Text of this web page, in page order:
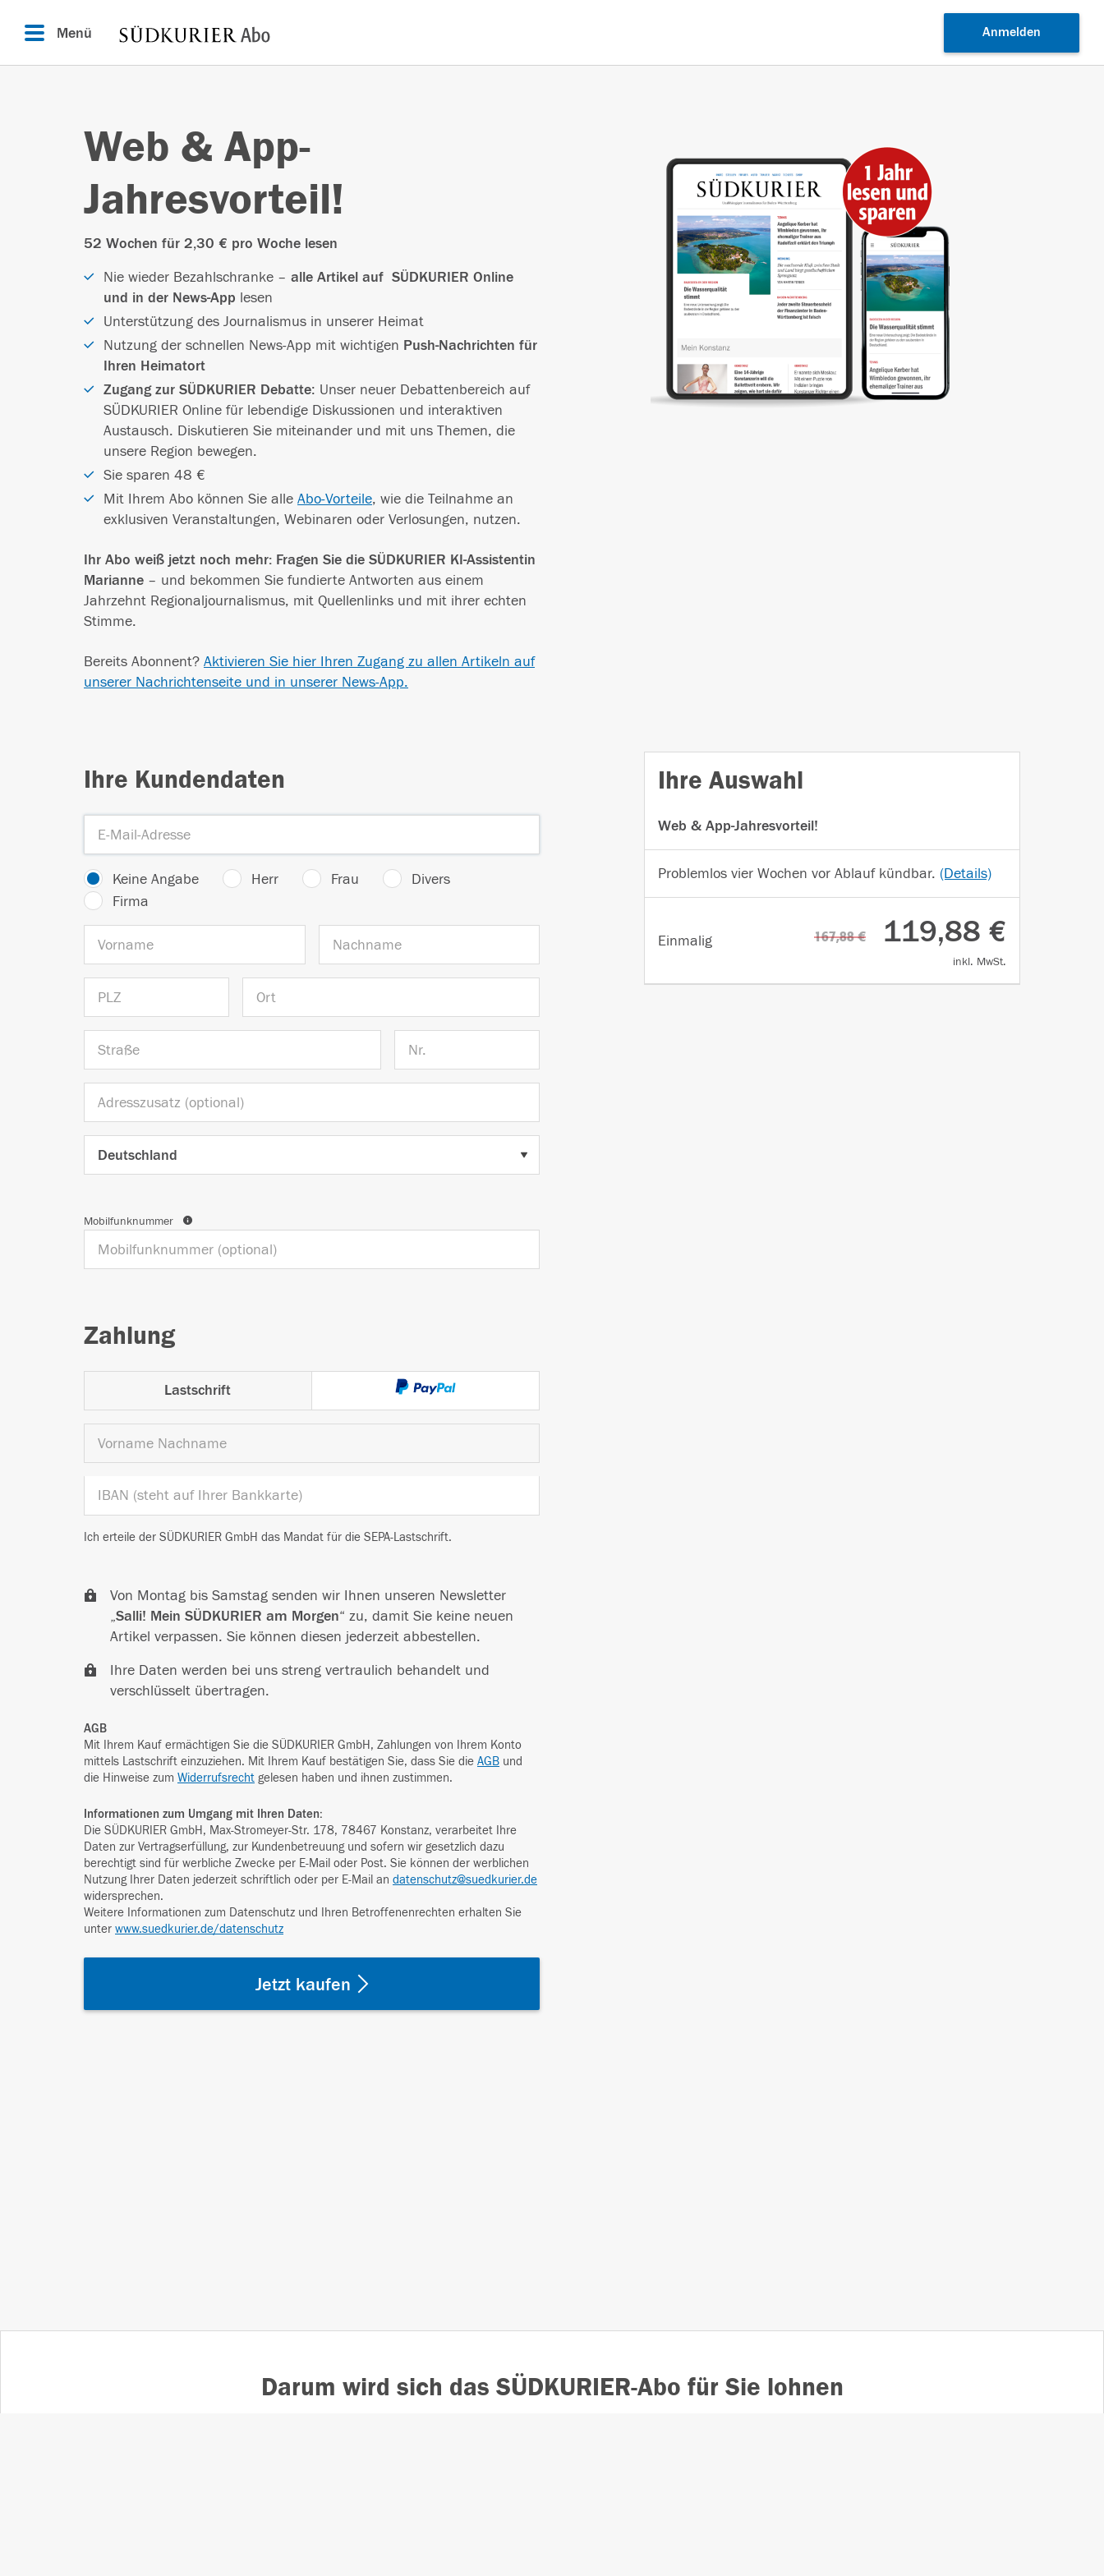
Menü Anmelden
Web & App-
Jahresvorteil!
52 Wochen für 2,30 € pro Woche lesen
Nie wieder Bezahlschranke – alle Artikel auf SÜDKURIER Online
und in der News-App lesen
Unterstützung des Journalismus in unserer Heimat
Nutzung der schnellen News-App mit wichtigen Push-Nachrichten für
Ihren Heimatort
Zugang zur SÜDKURIER Debatte: Unser neuer Debattenbereich auf
SÜDKURIER Online für lebendige Diskussionen und interaktiven
Austausch. Diskutieren Sie miteinander und mit uns Themen, die
unsere Region bewegen.
Sie sparen 48 €
Mit Ihrem Abo können Sie alle Abo-Vorteile, wie die Teilnahme an
exklusiven Veranstaltungen, Webinaren oder Verlosungen, nutzen.
Ihr Abo weiß jetzt noch mehr: Fragen Sie die SÜDKURIER KI-Assistentin
Marianne – und bekommen Sie fundierte Antworten aus einem
Jahrzehnt Regionaljournalismus, mit Quellenlinks und mit ihrer echten
Stimme.
Bereits Abonnent? Aktivieren Sie hier Ihren Zugang zu allen Artikeln auf
unserer Nachrichtenseite und in unserer News-App.
Ihre Kundendaten
Keine Angabe Herr Frau
Divers
Firma
Mobilfunknummer
Zahlung
Lastschrift
Ich erteile der SÜDKURIER GmbH das Mandat für die SEPA-Lastschrift.
Von Montag bis Samstag senden wir Ihnen unseren Newsletter
„Salli! Mein SÜDKURIER am Morgen“ zu, damit Sie keine neuen
Artikel verpassen. Sie können diesen jederzeit abbestellen.
Ihre Daten werden bei uns streng vertraulich behandelt und
verschlüsselt übertragen.
AGB
Mit Ihrem Kauf ermächtigen Sie die SÜDKURIER GmbH, Zahlungen von Ihrem Konto
mittels Lastschrift einzuziehen. Mit Ihrem Kauf bestätigen Sie, dass Sie die AGB und
die Hinweise zum Widerrufsrecht gelesen haben und ihnen zustimmen.
Informationen zum Umgang mit Ihren Daten:
Die SÜDKURIER GmbH, Max-Stromeyer-Str. 178, 78467 Konstanz, verarbeitet Ihre
Daten zur Vertragserfüllung, zur Kundenbetreuung und sofern wir gesetzlich dazu
berechtigt sind für werbliche Zwecke per E-Mail oder Post. Sie können der werblichen
Nutzung Ihrer Daten jederzeit schriftlich oder per E-Mail an datenschutz@suedkurier.de
widersprechen.
Weitere Informationen zum Datenschutz und Ihren Betroffenenrechten erhalten Sie
unter www.suedkurier.de/datenschutz
Jetzt kaufen
Ihre Auswahl
Web & App-Jahresvorteil!
Problemlos vier Wochen vor Ablauf kündbar. (Details)
Einmalig 167,88 € 119,88 €
inkl. MwSt.
Darum wird sich das SÜDKURIER-Abo für Sie lohnen